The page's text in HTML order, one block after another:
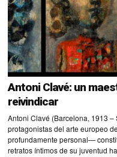
Antoni Clavé: un
reivindicar
Antoni Clavé (Barcelona, 1913
protagonistas del arte europeo
profundamente personal—
retratos íntimos de su juventud